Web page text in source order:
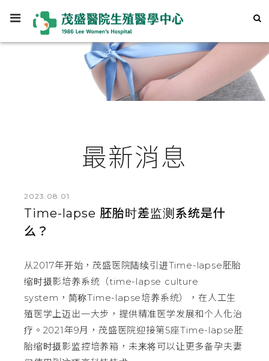
最新消息
2023.08.01
Time-lapse 胚胎时差监测系统是什
么？
从2017年开始，茂盛医院陆续引进Time-lapse胚胎
缩时摄影培养系统（time-lapse culture
system，简称Time-lapse培养系统），在人工生
殖医学上迈出一大步，提供精准医学发展和个人化治
疗。2021年9月，茂盛医院迎接第5座Time-lapse胚
胎缩时摄影监控培养箱，未来将可以让更多备孕夫妻